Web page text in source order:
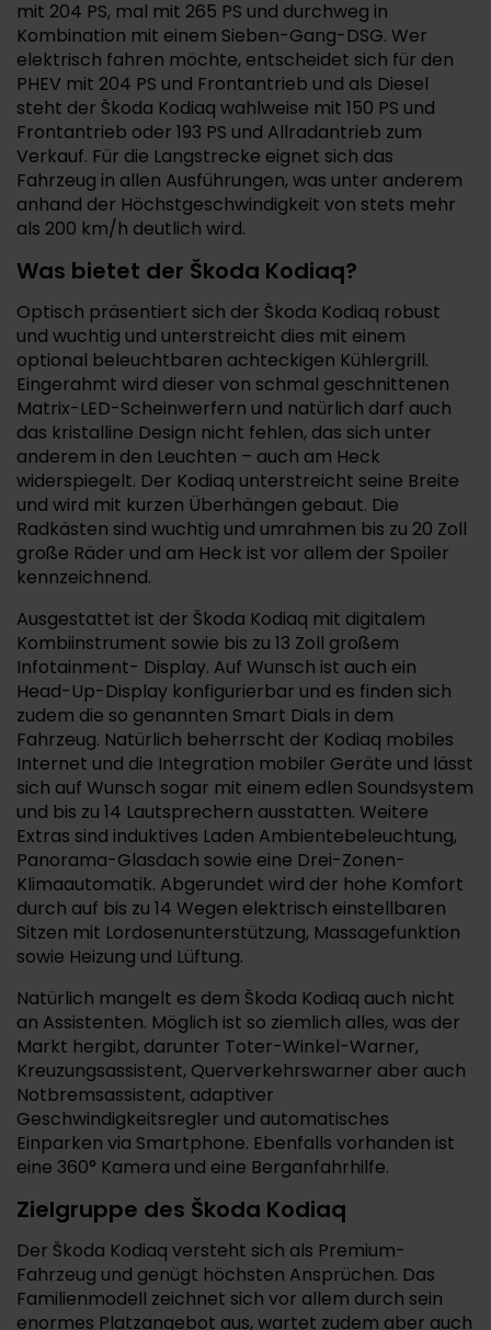
mit 204 PS, mal mit 265 PS und durchweg in
Kombination mit einem Sieben-Gang-DSG. Wer
elektrisch fahren möchte, entscheidet sich für den
PHEV mit 204 PS und Frontantrieb und als Diesel
steht der Škoda Kodiaq wahlweise mit 150 PS und
Frontantrieb oder 193 PS und Allradantrieb zum
Verkauf. Für die Langstrecke eignet sich das
Fahrzeug in allen Ausführungen, was unter anderem
anhand der Höchstgeschwindigkeit von stets mehr
als 200 km/h deutlich wird.
Was bietet der Škoda Kodiaq?
Optisch präsentiert sich der Škoda Kodiaq robust
und wuchtig und unterstreicht dies mit einem
optional beleuchtbaren achteckigen Kühlergrill.
Eingerahmt wird dieser von schmal geschnittenen
Matrix-LED-Scheinwerfern und natürlich darf auch
das kristalline Design nicht fehlen, das sich unter
anderem in den Leuchten – auch am Heck
widerspiegelt. Der Kodiaq unterstreicht seine Breite
und wird mit kurzen Überhängen gebaut. Die
Radkästen sind wuchtig und umrahmen bis zu 20 Zoll
große Räder und am Heck ist vor allem der Spoiler
kennzeichnend.
Ausgestattet ist der Škoda Kodiaq mit digitalem
Kombiinstrument sowie bis zu 13 Zoll großem
Infotainment- Display. Auf Wunsch ist auch ein
Head-Up-Display konfigurierbar und es finden sich
zudem die so genannten Smart Dials in dem
Fahrzeug. Natürlich beherrscht der Kodiaq mobiles
Internet und die Integration mobiler Geräte und lässt
sich auf Wunsch sogar mit einem edlen Soundsystem
und bis zu 14 Lautsprechern ausstatten. Weitere
Extras sind induktives Laden Ambientebeleuchtung,
Panorama-Glasdach sowie eine Drei-Zonen-
Klimaautomatik. Abgerundet wird der hohe Komfort
durch auf bis zu 14 Wegen elektrisch einstellbaren
Sitzen mit Lordosenunterstützung, Massagefunktion
sowie Heizung und Lüftung.
Natürlich mangelt es dem Škoda Kodiaq auch nicht
an Assistenten. Möglich ist so ziemlich alles, was der
Markt hergibt, darunter Toter-Winkel-Warner,
Kreuzungsassistent, Querverkehrswarner aber auch
Notbremsassistent, adaptiver
Geschwindigkeitsregler und automatisches
Einparken via Smartphone. Ebenfalls vorhanden ist
eine 360° Kamera und eine Berganfahrhilfe.
Zielgruppe des Škoda Kodiaq
Der Škoda Kodiaq versteht sich als Premium-
Fahrzeug und genügt höchsten Ansprüchen. Das
Familienmodell zeichnet sich vor allem durch sein
enormes Platzangebot aus, wartet zudem aber auch